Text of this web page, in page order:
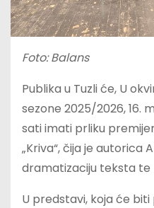
Foto: Balans
Publika u Tuzli će, U
sezone 2025/2026, 16.
sati imati prliku
„Kriva“, čija je autorica
dramatizaciju teksta te
U predstavi, koja će